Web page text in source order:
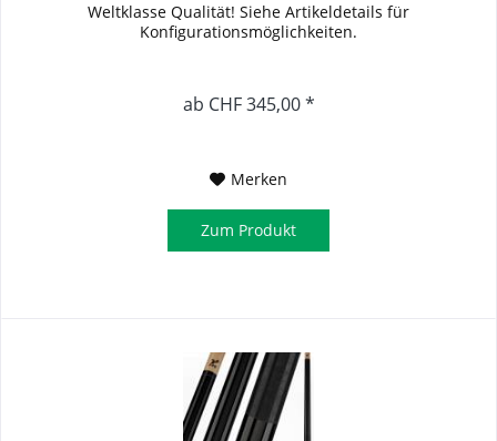
Weltklasse Qualität! Siehe Artikeldetails für
Konfigurationsmöglichkeiten.
ab CHF 345,00 *
Merken
Zum Produkt